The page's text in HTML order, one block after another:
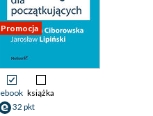
Promocja
ebook książka
32 pkt